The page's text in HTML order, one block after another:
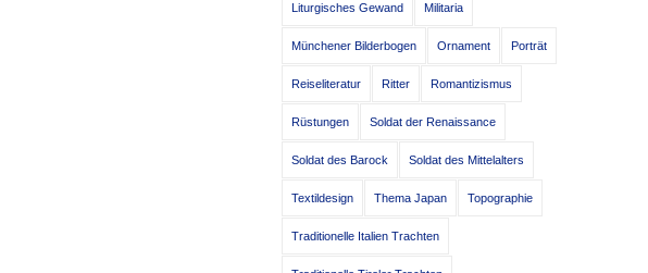
Liturgisches Gewand Militaria
Münchener Bilderbogen Ornament Porträt
Reiseliteratur Ritter Romantizismus
Rüstungen Soldat der Renaissance
Soldat des Barock Soldat des Mittelalters
Textildesign Thema Japan Topographie
Traditionelle Italien Trachten